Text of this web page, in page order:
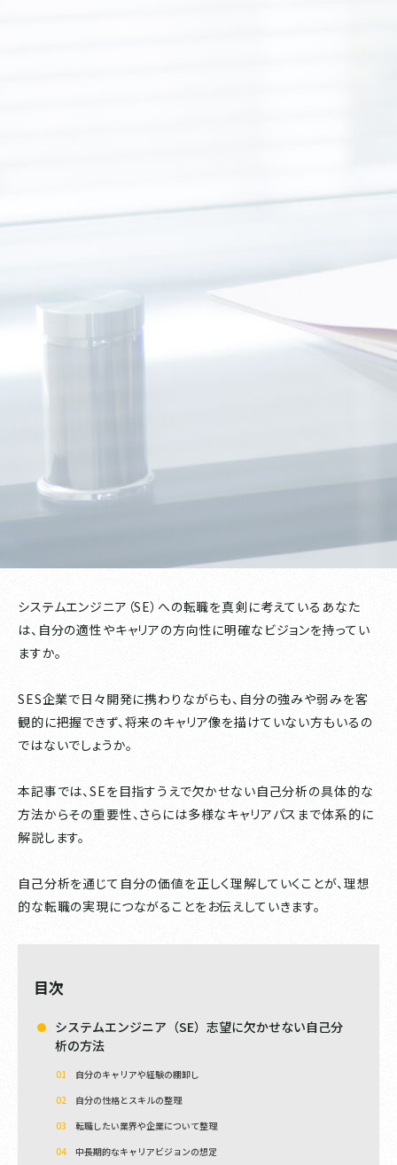
システムエンジニア（SE）への転職を真剣に考えているあなた
は、自分の適性やキャリアの方向性に明確なビジョンを持ってい
ますか。
SES企業で日々開発に携わりながらも、自分の強みや弱みを客
観的に把握できず、将来のキャリア像を描けていない方もいるの
ではないでしょうか。
本記事では、SEを目指すうえで欠かせない自己分析の具体的な
方法からその重要性、さらには多様なキャリアパスまで体系的に
解説します。
自己分析を通じて自分の価値を正しく理解していくことが、理想
的な転職の実現につながることをお伝えしていきます。
目次
システムエンジニア（SE）志望に欠かせない自己分
析の方法
自分のキャリアや経験の棚卸し
自分の性格とスキルの整理
転職したい業界や企業について整理
中長期的なキャリアビジョンの想定